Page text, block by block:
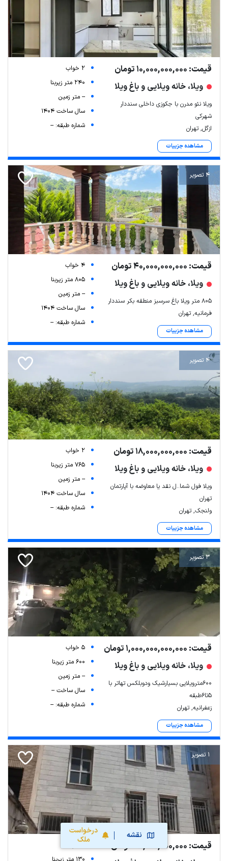
نقشه
درخواست
ملک
قیمت: 10,000,000,000 تومان
ویلا، خانه ویلایی و باغ ویلا
ویلا نئو مدرن با جکوزی داخلی سنددار
شهرکی
ازگل, تهران
مشاهده جزییات
2 خواب
240 متر زیربنا
-- متر زمین
سال ساخت 1404
شماره طبقه: --
4 تصویر
قیمت: 40,000,000,000 تومان
ویلا، خانه ویلایی و باغ ویلا
805 متر ویلا باغ سرسبز منطقه بکر سنددار
فرمانیه, تهران
مشاهده جزییات
4 خواب
805 متر زیربنا
-- متر زمین
سال ساخت 1404
شماره طبقه: --
4 تصویر
قیمت: 18,000,000,000 تومان
ویلا، خانه ویلایی و باغ ویلا
ویلا فول شما..ل نقد یا معاوضه با آپارتمان
تهران
ولنجک, تهران
مشاهده جزییات
2 خواب
765 متر زیربنا
-- متر زمین
سال ساخت 1404
شماره طبقه: --
3 تصویر
قیمت: 1,000,000,000,000 تومان
ویلا، خانه ویلایی و باغ ویلا
۶۰۰مترویلایی بسیارشیک ودوبلکس تهاتر با
۵تا۶طبقه
زعفرانیه, تهران
مشاهده جزییات
5 خواب
600 متر زیربنا
-- متر زمین
سال ساخت --
شماره طبقه: --
1 تصویر
قیمت: 78,000,000,000 تومان